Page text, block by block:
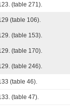
(table 271).
(table 106).
(table 153).
(table 170).
(table 246).
(table 46).
(table 47).